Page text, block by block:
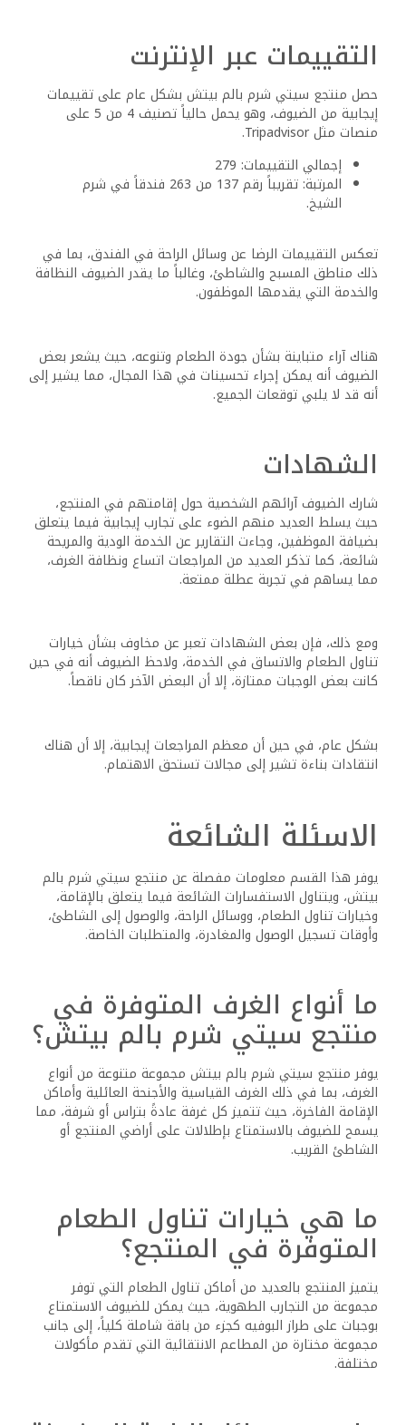
التقييمات عبر الإنترنت
حصل منتجع سيتي شرم بالم بيتش بشكل عام على تقييمات
إيجابية من الضيوف، وهو يحمل حالياً تصنيف 4 من 5 على
منصات مثل Tripadvisor.
إجمالي التقييمات: 279
المرتبة: تقريباً رقم 137 من 263 فندقاً في شرم
الشيخ.
تعكس التقييمات الرضا عن وسائل الراحة في الفندق، بما في
ذلك مناطق المسبح والشاطئ، وغالباً ما يقدر الضيوف النظافة
والخدمة التي يقدمها الموظفون.
هناك آراء متباينة بشأن جودة الطعام وتنوعه، حيث يشعر بعض
الضيوف أنه يمكن إجراء تحسينات في هذا المجال، مما يشير إلى
أنه قد لا يلبي توقعات الجميع.
الشهادات
شارك الضيوف آرائهم الشخصية حول إقامتهم في المنتجع،
حيث يسلط العديد منهم الضوء على تجارب إيجابية فيما يتعلق
بضيافة الموظفين، وجاءت التقارير عن الخدمة الودية والمريحة
شائعة، كما تذكر العديد من المراجعات اتساع ونظافة الغرف،
مما يساهم في تجربة عطلة ممتعة.
ومع ذلك، فإن بعض الشهادات تعبر عن مخاوف بشأن خيارات
تناول الطعام والاتساق في الخدمة، ولاحظ الضيوف أنه في حين
كانت بعض الوجبات ممتازة، إلا أن البعض الآخر كان ناقصاً.
بشكل عام، في حين أن معظم المراجعات إيجابية، إلا أن هناك
انتقادات بناءة تشير إلى مجالات تستحق الاهتمام.
الاسئلة الشائعة
يوفر هذا القسم معلومات مفصلة عن منتجع سيتي شرم بالم
بيتش، ويتناول الاستفسارات الشائعة فيما يتعلق بالإقامة،
وخيارات تناول الطعام، ووسائل الراحة، والوصول إلى الشاطئ،
وأوقات تسجيل الوصول والمغادرة، والمتطلبات الخاصة.
ما أنواع الغرف المتوفرة في
منتجع سيتي شرم بالم بيتش؟
يوفر منتجع سيتي شرم بالم بيتش مجموعة متنوعة من أنواع
الغرف، بما في ذلك الغرف القياسية والأجنحة العائلية وأماكن
الإقامة الفاخرة، حيث تتميز كل غرفة عادةً بتراس أو شرفة، مما
يسمح للضيوف بالاستمتاع بإطلالات على أراضي المنتجع أو
الشاطئ القريب.
ما هي خيارات تناول الطعام
المتوفرة في المنتجع؟
يتميز المنتجع بالعديد من أماكن تناول الطعام التي توفر
مجموعة من التجارب الطهوية، حيث يمكن للضيوف الاستمتاع
بوجبات على طراز البوفيه كجزء من باقة شاملة كلياً، إلى جانب
مجموعة مختارة من المطاعم الانتقائية التي تقدم مأكولات
مختلفة.